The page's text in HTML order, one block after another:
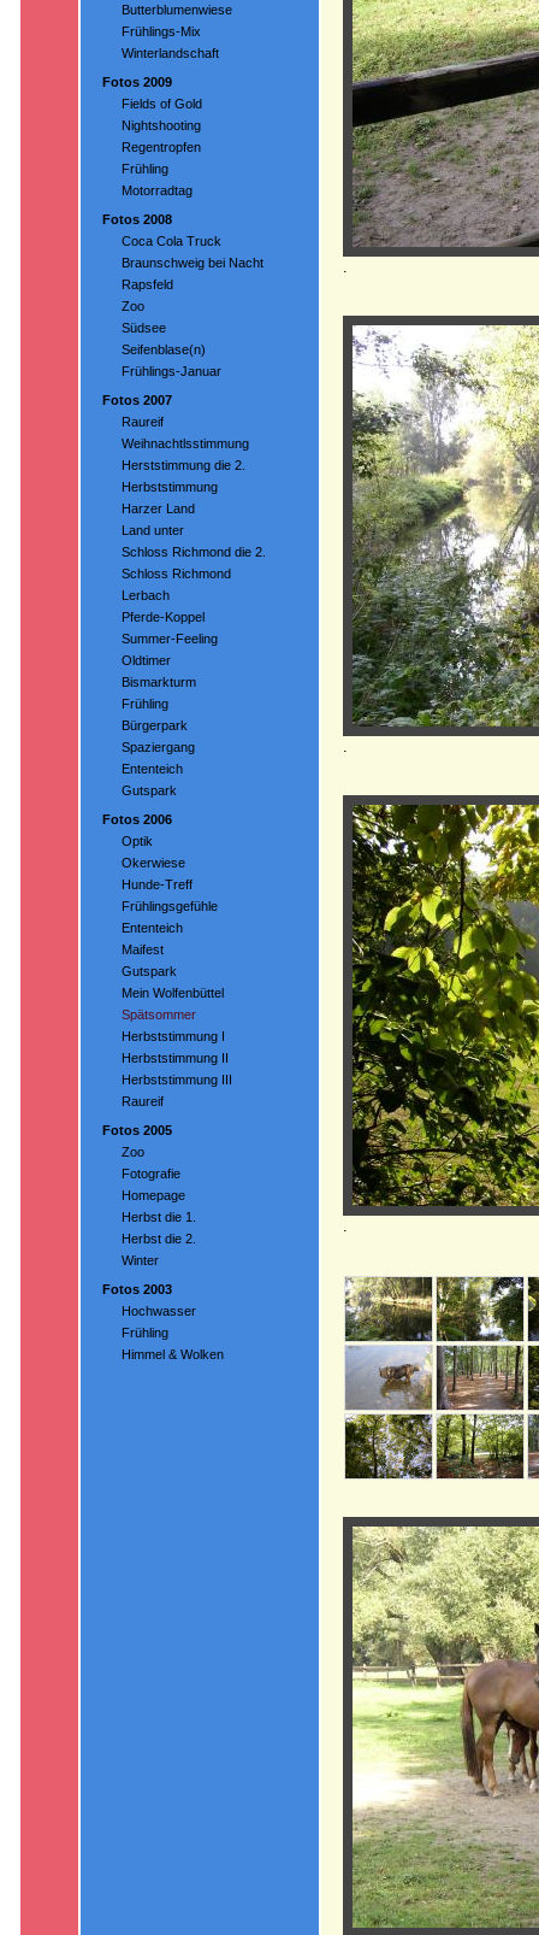
Butterblumenwiese
Frühlings-Mix
Winterlandschaft
Fotos 2009
Fields of Gold
Nightshooting
Regentropfen
Frühling
Motorradtag
Fotos 2008
Coca Cola Truck
Braunschweig bei Nacht
Rapsfeld
Zoo
Südsee
Seifenblase(n)
Frühlings-Januar
Fotos 2007
Raureif
Weihnachtlsstimmung
Herststimmung die 2.
Herbststimmung
Harzer Land
Land unter
Schloss Richmond die 2.
Schloss Richmond
Lerbach
Pferde-Koppel
Summer-Feeling
Oldtimer
Bismarkturm
Frühling
Bürgerpark
Spaziergang
Ententeich
Gutspark
Fotos 2006
Optik
Okerwiese
Hunde-Treff
Frühlingsgefühle
Ententeich
Maifest
Gutspark
Mein Wolfenbüttel
Spätsommer
Herbststimmung I
Herbststimmung II
Herbststimmung III
Raureif
Fotos 2005
Zoo
Fotografie
Homepage
Herbst die 1.
Herbst die 2.
Winter
Fotos 2003
Hochwasser
Frühling
Himmel & Wolken
.
.
.